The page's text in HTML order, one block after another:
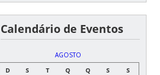
Calendário de Eventos
AGOSTO
D
S T Q Q S S